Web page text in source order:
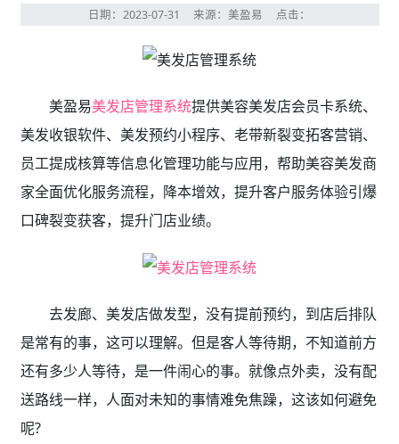
日期：2023-07-31 来源：美盈易 点击：
美盈易美发店管理系统提供美容美发店会员卡系统、
美发收银软件、美发预约小程序、老带新裂变拓客营销、
员工提成核算等信息化管理功能与应用，帮助美容美发商
家全面优化服务流程，降本增效，提升客户服务体验引爆
口碑裂变获客，提升门店业绩。
去发廊、美发店做发型，没有提前预约，到店后排队
是常有的事，这可以理解。但是客人等待期，不知道前方
还有多少人等待，是一件闹心的事。就像点外卖，没有配
送路线一样，人面对未知的事情难免焦躁，这该如何避免
呢?